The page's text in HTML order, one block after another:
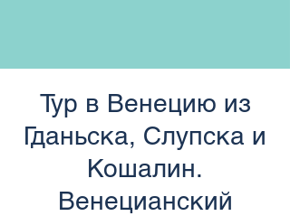
Тур в Венецию из
Гданьска, Слупска и
Кошалин.
Венецианский